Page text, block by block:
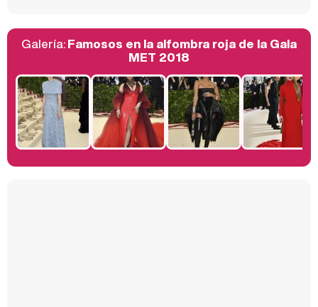
Belén Esteban: "Estoy emocionada, muy contenta y muy feliz por llegar a RTVE"
Galería:Famosos en la alfombra roja de la Gala
MET 2018